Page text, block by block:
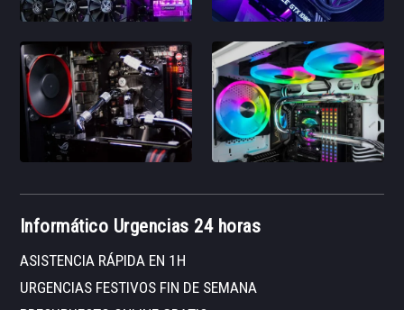
Informático Urgencias 24 horas
ASISTENCIA RÁPIDA EN 1H
URGENCIAS FESTIVOS FIN DE SEMANA